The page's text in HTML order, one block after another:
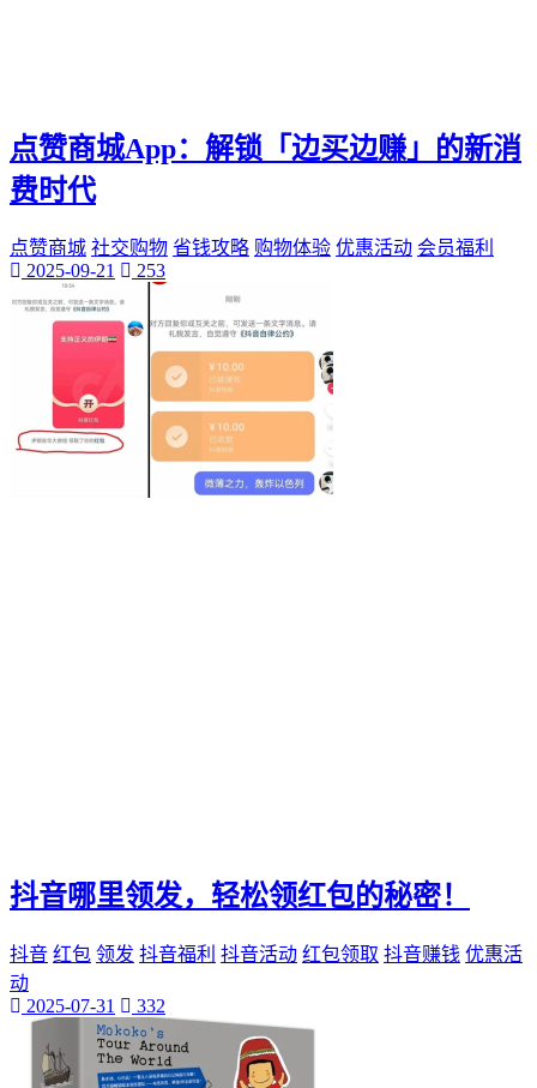
点赞商城App：解锁「边买边赚」的新消
费时代
点赞商城 社交购物 省钱攻略 购物体验 优惠活动 会员福利
2025-09-21
253
抖音哪里领发，轻松领红包的秘密！
抖音 红包 领发 抖音福利 抖音活动 红包领取 抖音赚钱 优惠活
动
2025-07-31
332